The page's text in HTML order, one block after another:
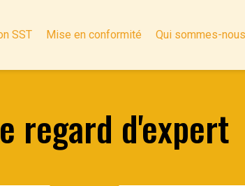
SST Mise en conformité Qui sommes-
regard d'expert